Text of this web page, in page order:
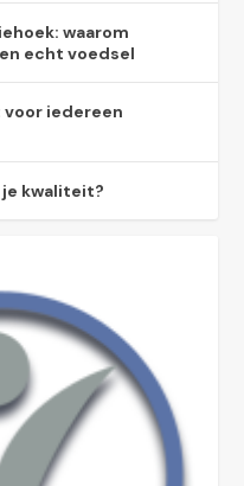
waarom
echt voedsel
iedereen
je kwaliteit?